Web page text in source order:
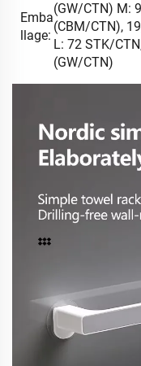
Emba
llage:
(GW/CTN) M:
(CBM/CTN),
L: 72 STK/
(GW/CTN)